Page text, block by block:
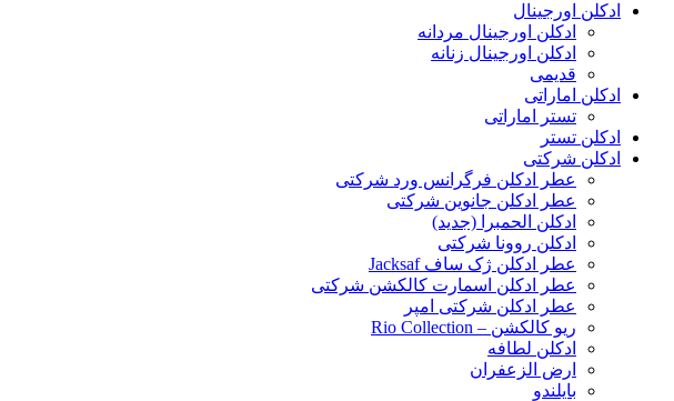
ادکلن اورجینال
ادکلن اورجینال مردانه
ادکلن اورجینال زنانه
قدیمی
ادکلن اماراتی
تستر اماراتی
ادکلن تستر
ادکلن شرکتی
عطر ادکلن فرگرانس ورد شرکتی
عطر ادکلن جانوین شرکتی
ادکلن الحمبرا (جدید)
ادکلن روونا شرکتی
عطر ادکلن ژک‌ ساف Jacksaf
عطر ادکلن اسمارت کالکشن شرکتی
عطر ادکلن شرکتی امپر
ریو کالکشن – Rio Collection
ادکلن لطافه
ارض الزعفران
بایلندو